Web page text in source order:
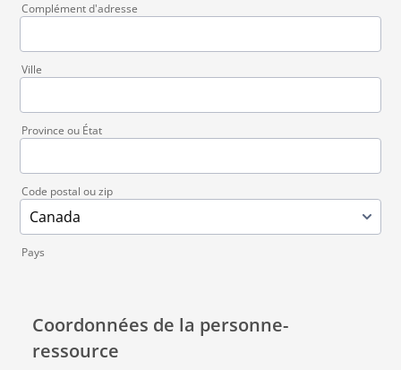
Complément d'adresse
Ville
Province ou État
Code postal ou zip
Pays
Coordonnées de la personne-
ressource